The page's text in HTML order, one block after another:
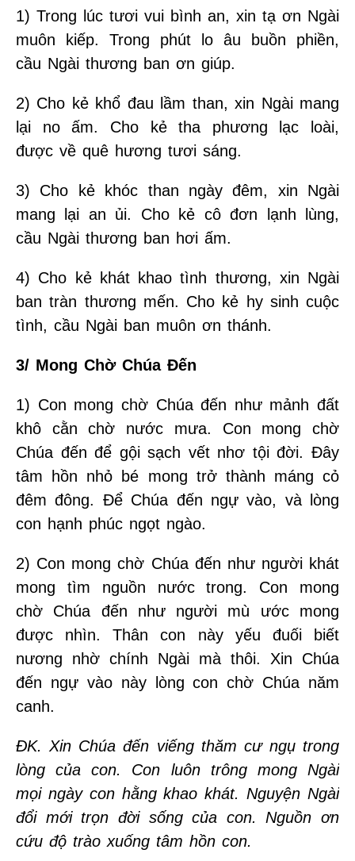
1) Trong lúc tươi vui bình an, xin tạ ơn Ngài
muôn kiếp. Trong phút lo âu buồn phiền,
cầu Ngài thương ban ơn giúp.
2) Cho kẻ khổ đau lầm than, xin Ngài mang
lại no ấm. Cho kẻ tha phương lạc loài,
được về quê hương tươi sáng.
3) Cho kẻ khóc than ngày đêm, xin Ngài
mang lại an ủi. Cho kẻ cô đơn lạnh lùng,
cầu Ngài thương ban hơi ấm.
4) Cho kẻ khát khao tình thương, xin Ngài
ban tràn thương mến. Cho kẻ hy sinh cuộc
tình, cầu Ngài ban muôn ơn thánh.
3/ Mong Chờ Chúa Đến
1) Con mong chờ Chúa đến như mảnh đất
khô cằn chờ nước mưa. Con mong chờ
Chúa đến để gội sạch vết nhơ tội đời. Đây
tâm hồn nhỏ bé mong trở thành máng cỏ
đêm đông. Để Chúa đến ngự vào, và lòng
con hạnh phúc ngọt ngào.
2) Con mong chờ Chúa đến như người khát
mong tìm nguồn nước trong. Con mong
chờ Chúa đến như người mù ước mong
được nhìn. Thân con này yếu đuối biết
nương nhờ chính Ngài mà thôi. Xin Chúa
đến ngự vào này lòng con chờ Chúa năm
canh.
ĐK. Xin Chúa đến viếng thăm cư ngụ trong
lòng của con. Con luôn trông mong Ngài
mọi ngày con hằng khao khát. Nguyện Ngài
đổi mới trọn đời sống của con. Nguồn ơn
cứu độ trào xuống tâm hồn con.